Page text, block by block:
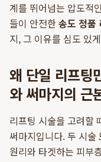
계를 뛰어넘는 압도적
들이 안전한송도 정품
지, 그 이유를 심도 있
왜 단일 리프팅
와 써마지의 근
리프팅 시술을 고려할
써마지입니다. 두 시술
원리와 타겟하는 피부